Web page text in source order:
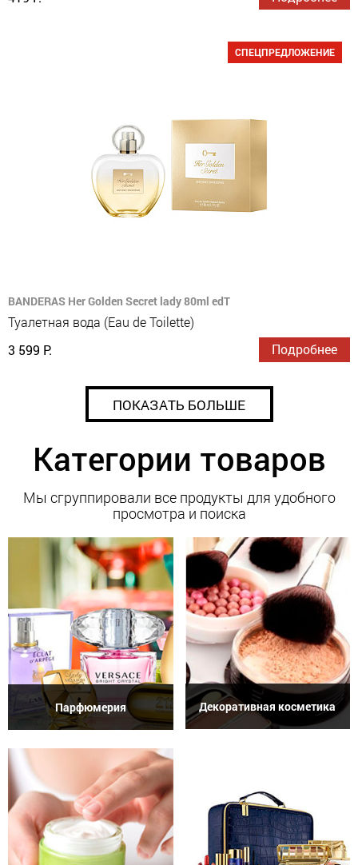
СПЕЦПРЕДЛОЖЕНИЕ
BANDERAS Her Golden Secret lady 80ml edT
Туалетная вода (Eau de Toilette)
3 599 Р.
Подробнее
ПОКАЗАТЬ БОЛЬШЕ
Категории товаров
Мы сгруппировали все продукты для удобного
просмотра и поиска
Парфюмерия Декоративная косметика